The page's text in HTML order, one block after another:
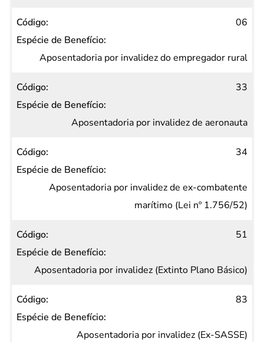
06
Aposentadoria por invalidez do empregador rural
33
Aposentadoria por invalidez de aeronauta
34
Aposentadoria por invalidez de ex-combatente
marítimo (Lei nº 1.756/52)
51
Aposentadoria por invalidez (Extinto Plano Básico)
83
Aposentadoria por invalidez (Ex-SASSE)